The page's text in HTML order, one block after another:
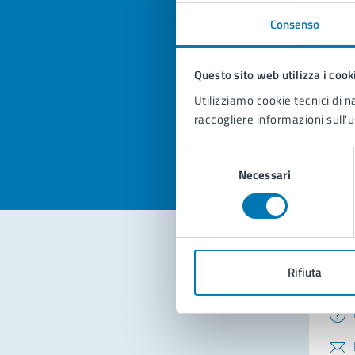
Consenso
Questo sito web utilizza i
Utilizziamo cookie tecnici di
raccogliere informazioni
Necessari
Rifiuta
Valuta